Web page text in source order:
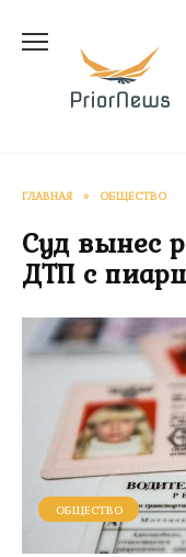
содержанию
ГЛАВНАЯ » ОБЩЕСТВО
Суд вынес
ДТП с
ОБЩЕСТВО